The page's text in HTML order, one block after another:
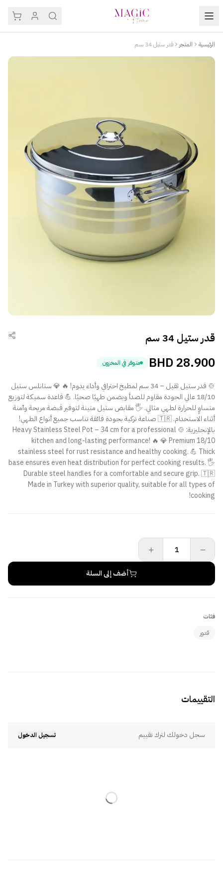
الرئيسية المتجر قدر ستيل 34 سم
قدر ستيل 34 سم
BHD28.900 متوفر في المخزون
🍲 قدر ستيل ثقيل – 34 سم لمطبخ احترافي وأداء يدوم! 🔥 💎 ستانلس ستيل
18/10 عالي الجودة مقاوم للصدأ ويضمن طهيًا صحيًا. 💪 قاعدة سميكة لتوزيع
متساوٍ للحرارة لطهي مثالي. 🖐️ مقابض ستيل متينة لتوفير قبضة مريحة وآمنة
أثناء الاستخدام. 🇹🇷 صناعة تركية بجودة فائقة تناسب جميع أنواع الطهي!
بالإنجليزية: 🍲 Heavy Stainless Steel Pot – 34 cm for a professional
kitchen and long-lasting performance! 🔥 💎 Premium 18/10
stainless steel for rust resistance and healthy cooking. 💪 Thick
base ensures even heat distribution for perfect cooking results. 🖐️
Durable steel handles for a comfortable and secure grip. 🇹🇷
Made in Turkey with superior quality, suitable for all types of
cooking!
أضف إلى السلة
فئات
قدور
التقييمات
سجل دخولك لترك تقييم تسجيل الدخول